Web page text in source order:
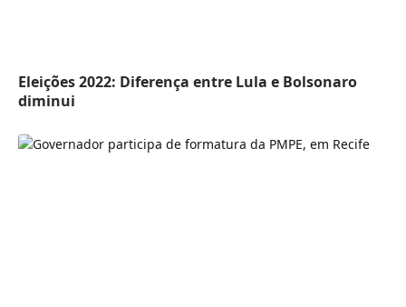
Eleições 2022: Diferença entre Lula e Bolsonaro
diminui